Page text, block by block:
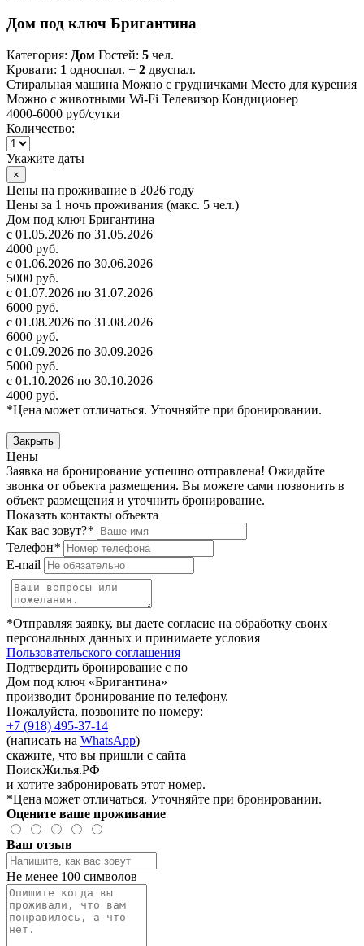
Дом под ключ Бригантина
Категория: Дом Гостей: 5 чел.
Кровати: 1 односпал. + 2 двуспал.
Стиральная машина Можно с грудничками Место для курения
Можно с животными Wi-Fi Телевизор Кондиционер
4000-6000 руб/сутки
Количество:
Укажите даты
×
Цены на проживание в 2026 году
Цены за 1 ночь проживания (макс. 5 чел.)
Дом под ключ Бригантина
с 01.05.2026 по 31.05.2026
4000 руб.
с 01.06.2026 по 30.06.2026
5000 руб.
с 01.07.2026 по 31.07.2026
6000 руб.
с 01.08.2026 по 31.08.2026
6000 руб.
с 01.09.2026 по 30.09.2026
5000 руб.
с 01.10.2026 по 30.10.2026
4000 руб.
*Цена может отличаться. Уточняйте при бронировании.
Закрыть
Цены
Заявка на бронирование успешно отправлена! Ожидайте
звонка от объекта размещения. Вы можете сами позвонить в
объект размещения и уточнить бронирование.
Показать контакты объекта
Как вас зовут?*
Телефон*
E-mail
*Отправляя заявку, вы даете согласие на обработку своих
персональных данных и принимаете условия
Пользовательского соглашения
Подтвердить бронирование с по
Дом под ключ «Бригантина»
производит бронирование по телефону.
Пожалуйста, позвоните по номеру:
+7 (918) 495-37-14
(написать на WhatsApp)
скажите, что вы пришли с сайта
ПоискЖилья.РФ
и хотите забронировать этот номер.
*Цена может отличаться. Уточняйте при бронировании.
Оцените ваше проживание
Ваш отзыв
Не менее 100 символов